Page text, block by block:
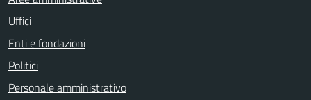
Uffici
Enti e fondazioni
Politici
Personale amministrativo